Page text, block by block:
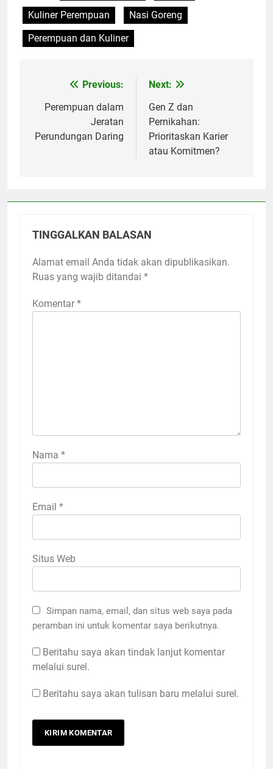
Kuliner Perempuan
Nasi Goreng
Perempuan dan Kuliner
Navigasi
pos
Previous:
Perempuan dalam
Jeratan
Perundungan Daring
Next:
Gen Z dan
Pernikahan:
Prioritaskan Karier
atau Komitmen?
TINGGALKAN BALASAN
Alamat email Anda tidak akan dipublikasikan.
Ruas yang wajib ditandai *
Komentar *
Nama *
Email *
Situs Web
Simpan nama, email, dan situs web saya pada
peramban ini untuk komentar saya berikutnya.
Beritahu saya akan tindak lanjut komentar
melalui surel.
Beritahu saya akan tulisan baru melalui surel.